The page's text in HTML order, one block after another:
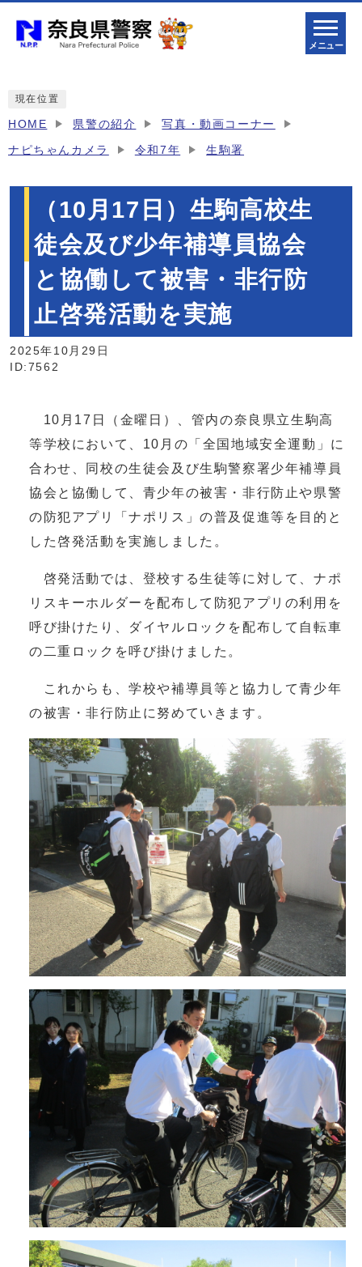
メニュー
現在位置
HOME 県警の紹介 写真・動画コーナー
ナピちゃんカメラ 令和7年 生駒署
（10月17日）生駒高校生
徒会及び少年補導員協会
と協働して被害・非行防
止啓発活動を実施
2025年10月29日
ID:7562
10月17日（金曜日）、管内の奈良県立生駒高
等学校において、10月の「全国地域安全運動」に
合わせ、同校の生徒会及び生駒警察署少年補導員
協会と協働して、青少年の被害・非行防止や県警
の防犯アプリ「ナポリス」の普及促進等を目的と
した啓発活動を実施しました。
啓発活動では、登校する生徒等に対して、ナポ
リスキーホルダーを配布して防犯アプリの利用を
呼び掛けたり、ダイヤルロックを配布して自転車
の二重ロックを呼び掛けました。
これからも、学校や補導員等と協力して青少年
の被害・非行防止に努めていきます。